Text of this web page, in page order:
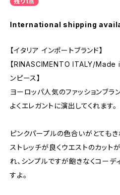
International shipping
【イタリア インポートブランド】
【RINASCIMENTO ITALY/Made
ンピース】
ヨーロッパ人気のファッションブラ
よくエレガントに演出してくれます。
ピンクパープルの色合いがとてもき
ストレッチが良くウエストのカット
れ、シンプルですが飽きなくコー
すよ。